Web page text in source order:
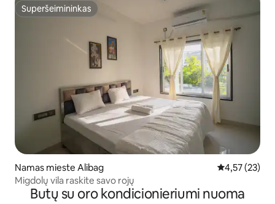
Superšeimininkas
Superšeimininkas
Namas mieste Alibag Vidutinis
4,57 (23)
Migdolų vila raskite savo rojų
Butų su oro kondicionieriumi nuoma